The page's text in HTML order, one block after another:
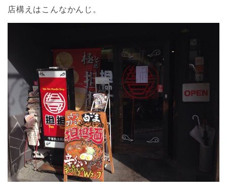
店構えはこんなかんじ。